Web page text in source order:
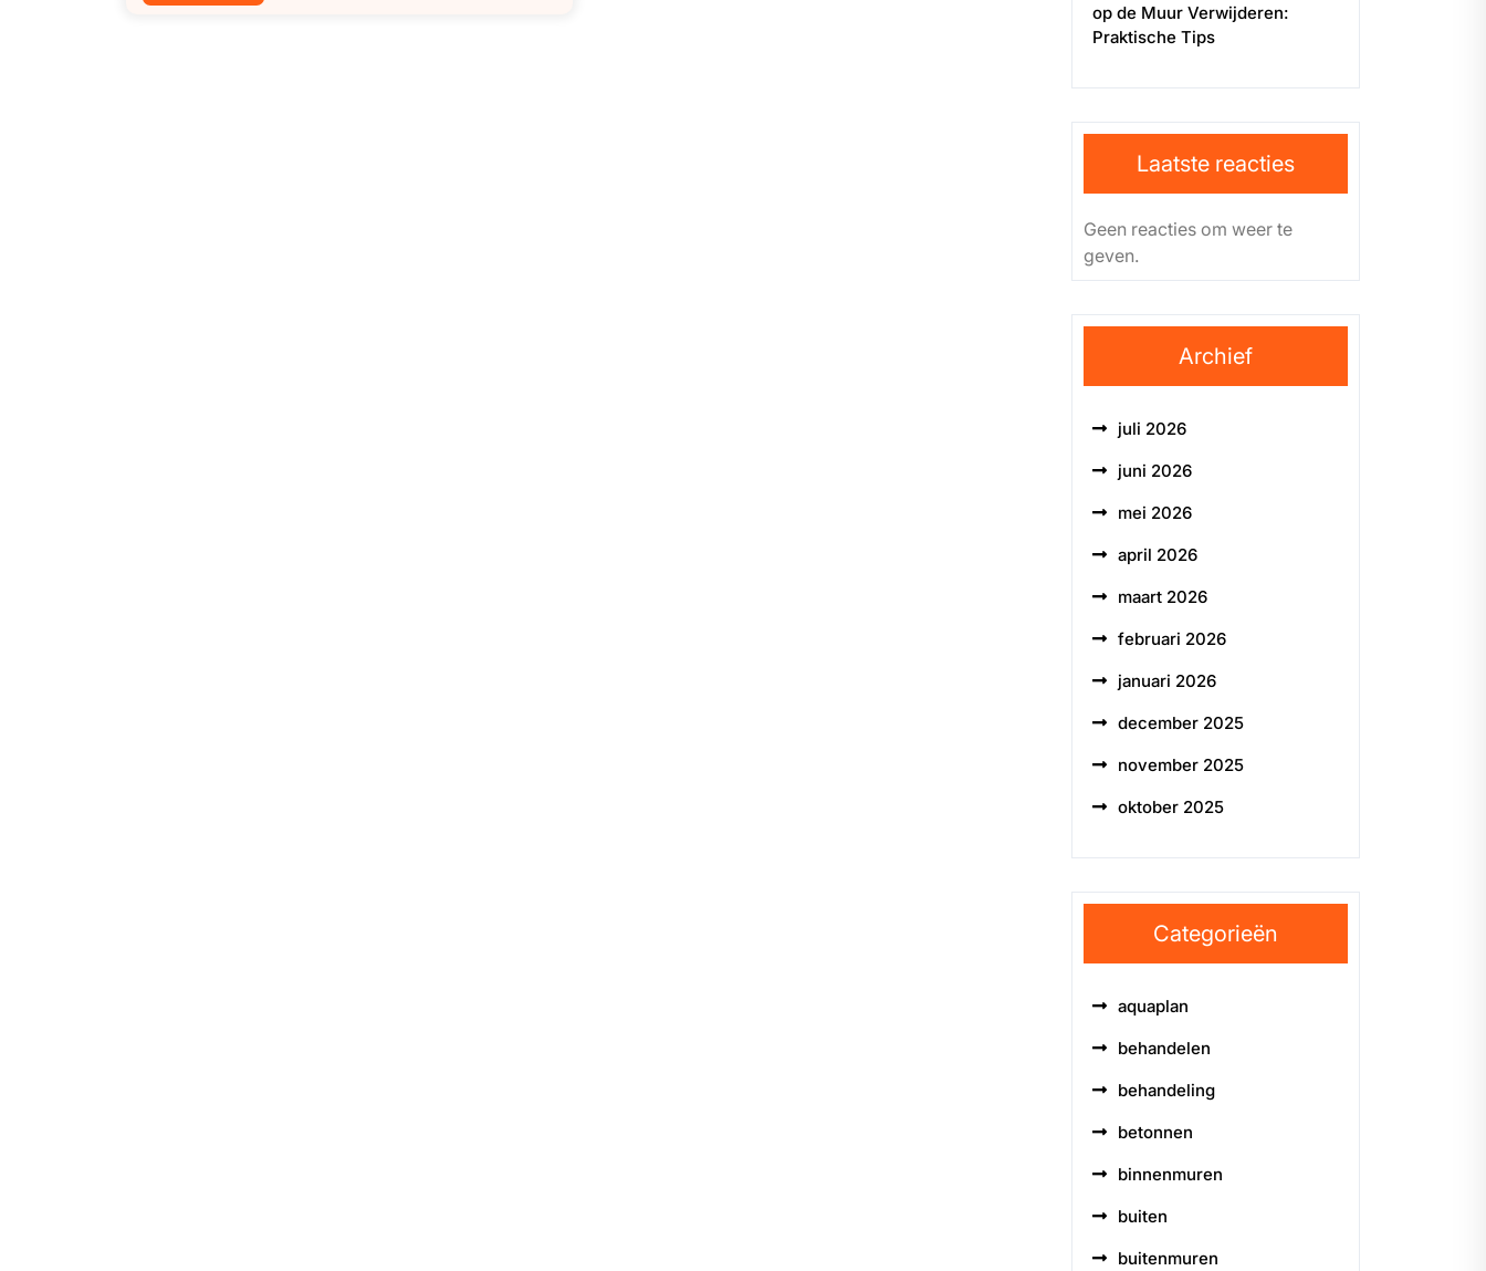
op de Muur Verwijderen:
Praktische Tips
Laatste reacties
Geen reacties om weer te
geven.
Archief
juli 2026
juni 2026
mei 2026
april 2026
maart 2026
februari 2026
januari 2026
december 2025
november 2025
oktober 2025
Categorieën
aquaplan
behandelen
behandeling
betonnen
binnenmuren
buiten
buitenmuren